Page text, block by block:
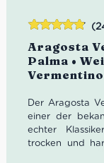
Aragosta
Palma •
Vermentino
Der Aragosta
einer der
echter
trocken und
mit4.79
von 5